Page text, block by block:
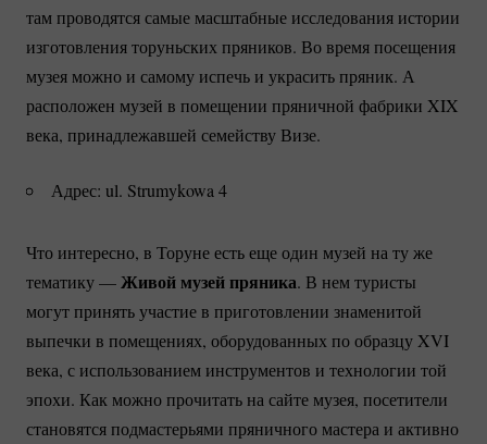
там проводятся самые масштабные исследования истории
изготовления торуньских пряников. Во время посещения
музея можно и самому испечь и украсить пряник. А
расположен музей в помещении пряничной фабрики XIX
века, принадлежавшей семейству Визе.
Адрес: ul. Strumykowa 4
Что интересно, в Торуне есть еще один музей на ту же
тематику —Живой музей пряника. В нем туристы
могут принять участие в приготовлении знаменитой
выпечки в помещениях, оборудованных по образцу XVI
века, с использованием инструментов и технологии той
эпохи. Как можно прочитать на сайте музея, посетители
становятся подмастерьями пряничного мастера и активно